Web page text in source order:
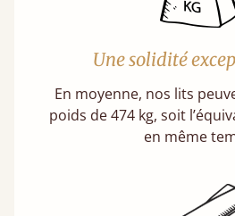
Une solidité
En moyenne, nos lits
poids de 474 kg, soit
en même